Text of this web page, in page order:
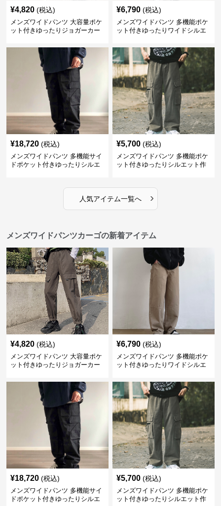
¥4,820 (税込)
メンズワイドパンツ 大容量ポケ
ット付きゆったりジョガーカー
¥6,790 (税込)
メンズワイドパンツ 多機能ポケ
ット付きゆったりワイドシルエ
¥18,720 (税込)
メンズワイドパンツ 多機能サイ
ドポケット付きゆったりシルエ
¥5,700 (税込)
メンズワイドパンツ 多機能ポケ
ット付きゆったりシルエット作
人気アイテム一覧へ ›
メンズワイドパンツカーゴの新着アイテム
¥4,820 (税込)
メンズワイドパンツ 大容量ポケ
ット付きゆったりジョガーカー
¥6,790 (税込)
メンズワイドパンツ 多機能ポケ
ット付きゆったりワイドシルエ
¥18,720 (税込)
メンズワイドパンツ 多機能サイ
ドポケット付きゆったりシルエ
¥5,700 (税込)
メンズワイドパンツ 多機能ポケ
ット付きゆったりシルエット作